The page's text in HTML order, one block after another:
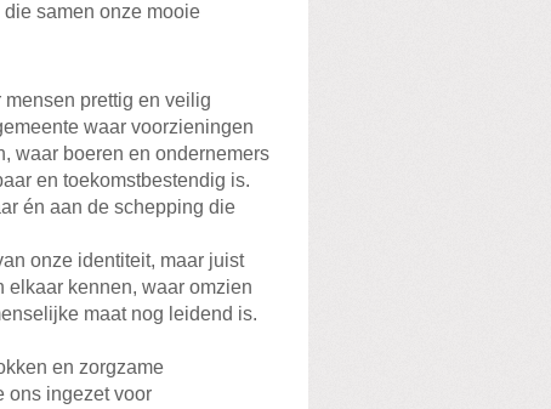
samen onze mooie
prettig en veilig
waar voorzieningen
waar boeren en ondernemers
en toekomstbestendig is.
én aan de schepping die
onze identiteit, maar juist
elkaar kennen, waar omzien
maat nog leidend is.
en zorgzame
ons ingezet voor